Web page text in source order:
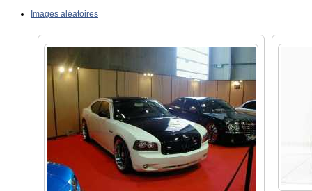
Images aléatoires